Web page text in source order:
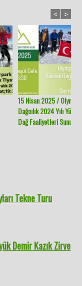
15 Nisan 2025 /
Dağcılık 2024 Yılı
Dağ Faaliyetleri Sunumu
< >
Tekne Turu
Demir Kazık Zirve